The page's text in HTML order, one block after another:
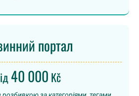
портал
40 000 Kč